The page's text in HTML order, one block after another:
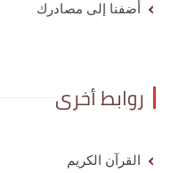
أضفنا إلى مصادرك
روابط أخرى
القرآن الكريم